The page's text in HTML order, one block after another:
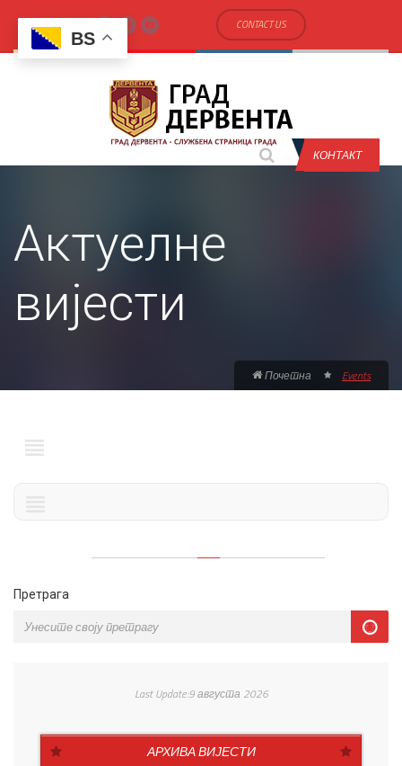
CONTACT US
КОНТАКТ
Актуелне
вијести
Почетна Events
Претрага
Last Update:9 августа 2026
АРХИВА ВИЈЕСТИ
BS